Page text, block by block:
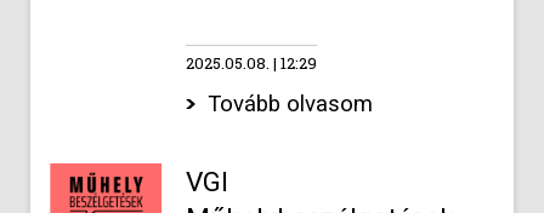
2025.05.08. 12:29
Tovább olvasom
VGI